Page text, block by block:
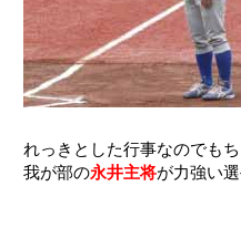
れっきとした行事なのでも
我が部の永井主将が力強い